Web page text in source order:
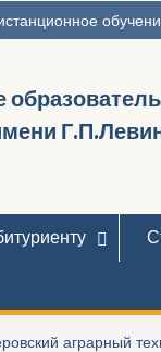
аграрный